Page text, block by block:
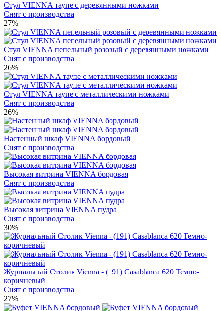
Стул VIENNA таупе с деревянными ножками
Снят с производства
27%
Стул VIENNA пепельный розовый с деревянными ножками
Снят с производства
26%
Стул VIENNA таупе с металлическими ножками
Снят с производства
26%
Настенный шкаф VIENNA бордовый
Снят с производства
Высокая витрина VIENNA бордовая
Снят с производства
Высокая витрина VIENNA пудра
Снят с производства
30%
Журнальный Столик Vienna - (191) Casablanca 620 Темно-
коричневый
Снят с производства
27%